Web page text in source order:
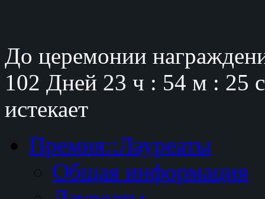
До церемонии
102 Дней 23 ч : 54 м : 24
истекает
Премия::Лауреаты
Общая информация